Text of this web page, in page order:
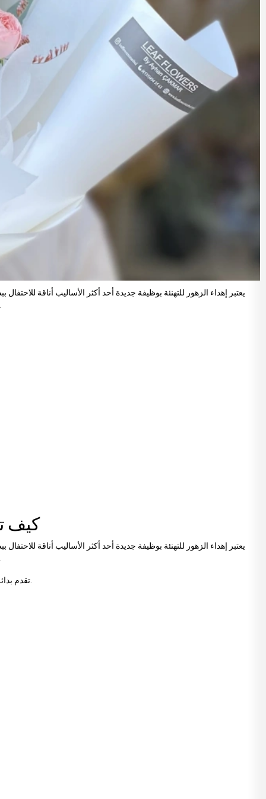
يعتبر إهداء الزهور للتهنئة بوظيفة جديدة أحد أكثر الأساليب أناقة
كيف
يعتبر إهداء الزهور للتهنئة بوظيفة جديدة أحد أكثر الأساليب أناقة